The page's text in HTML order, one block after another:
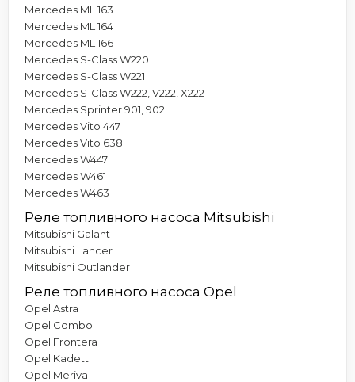
Mercedes ML 163
Mercedes ML 164
Mercedes ML 166
Mercedes S-Class W220
Mercedes S-Class W221
Mercedes S-Class W222, V222, X222
Mercedes Sprinter 901, 902
Mercedes Vito 447
Mercedes Vito 638
Mercedes W447
Mercedes W461
Mercedes W463
Реле топливного насоса Mitsubishi
Mitsubishi Galant
Mitsubishi Lancer
Mitsubishi Outlander
Реле топливного насоса Opel
Opel Astra
Opel Combo
Opel Frontera
Opel Kadett
Opel Meriva